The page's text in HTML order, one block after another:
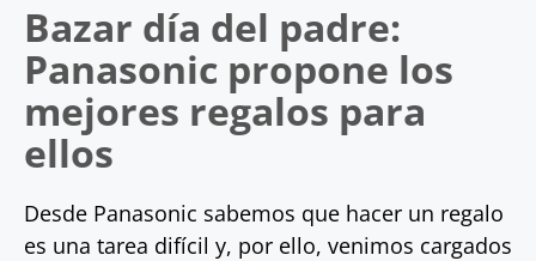
Bazar día del padre:
Panasonic propone los
mejores regalos para
ellos
Desde Panasonic sabemos que hacer un regalo
es una tarea difícil y, por ello, venimos cargados